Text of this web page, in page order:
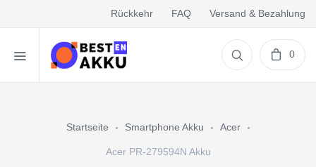
Rückkehr FAQ Versand & Bezahlung
0
Startseite Smartphone Akku Acer
Acer PR-279594N Akku